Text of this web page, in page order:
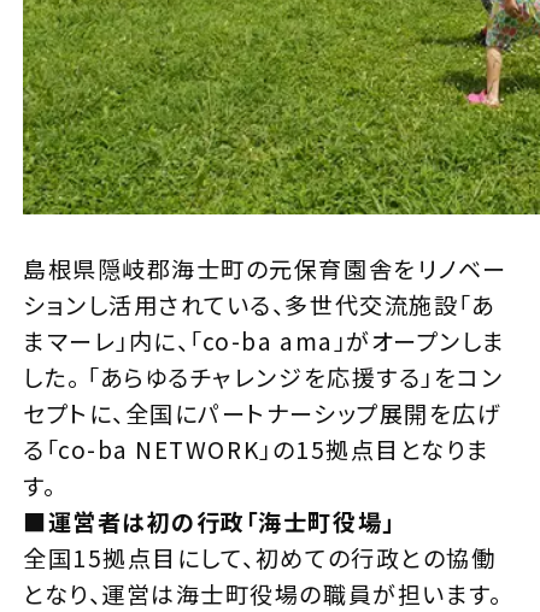
島根県隠岐郡海士町の元保育園舎をリノベー
ションし活用されている、多世代交流施設「あ
まマーレ」内に、「co-ba ama」がオープンしま
した。 「あらゆるチャレンジを応援する」をコン
セプトに、全国にパートナーシップ展開を広げ
る「co-ba NETWORK」の15拠点目となりま
す。
■運営者は初の行政「海士町役場」
全国15拠点目にして、初めての行政との協働
となり、運営は海士町役場の職員が担います。